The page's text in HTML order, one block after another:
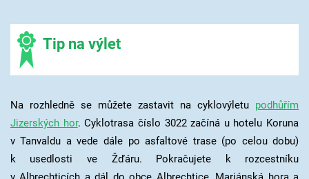
Tip na výlet
Na rozhledně se můžete zastavit na cyklovýletu podhůřím
Jizerských hor. Cyklotrasa číslo 3022 začíná u hotelu Koruna
v Tanvaldu a vede dále po asfaltové trase (po celou dobu)
k usedlosti ve Žďáru. Pokračujete k rozcestníku